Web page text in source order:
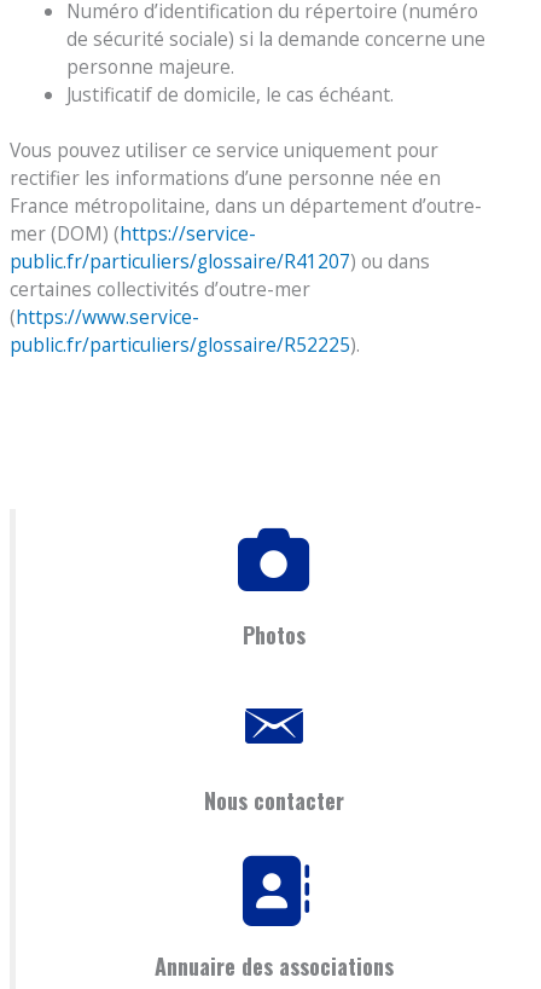
Numéro d’identification du répertoire (numéro
de sécurité sociale) si la demande concerne une
personne majeure.
Justificatif de domicile, le cas échéant.
Vous pouvez utiliser ce service uniquement pour
rectifier les informations d’une personne née en
France métropolitaine, dans un département d’outre-
mer (DOM) (https://service-
public.fr/particuliers/glossaire/R41207) ou dans
certaines collectivités d’outre-mer
(https://www.service-
public.fr/particuliers/glossaire/R52225).
Photos
Nous contacter
Annuaire des associations